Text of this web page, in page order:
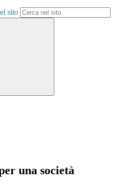
sito
una società